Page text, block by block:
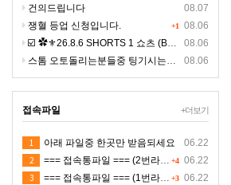
뼈대라고 생각 하시면
되기에 견적짜다 현타
와서 올려드립니다
08.07
건의드립니다
+1 08.06
쟁혈 등업 신청입니다.
08.06
☑️ ✿⚜26.8.6 SHORTS 1 쇼츠 (BGM) ⚜✿
08.06
스톰 오토돌리는분들중 팅기시는분있나요 ?ㅠㅠ
+더보기
접속파일
06.22
1 아래 파일중 한곳만 받음되세요
+4 06.22
2 === 접속통파일 === (2번라인)
+3 06.22
3 === 접속통파일 === (1번라인)